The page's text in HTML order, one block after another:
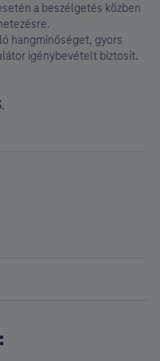
a beszélgetés közben
hangminőséget, gyors
igénybevételt biztosít.